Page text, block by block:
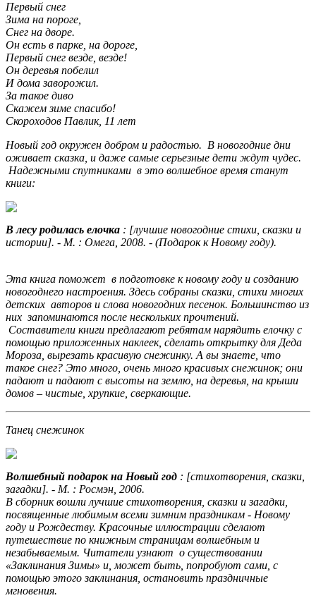
Первый снег
Зима на пороге,
Снег на дворе.
Он есть в парке, на дороге,
Первый снег везде, везде!
Он деревья побелил
И дома заворожил.
За такое диво
Скажем зиме спасибо!
Скороходов Павлик, 11 лет
Новый год окружен добром и радостью. В новогодние дни
оживает сказка, и даже самые серьезные дети ждут чудес.
Надежными спутниками в это волшебное время станут
книги:
В лесу родилась елочка : [лучшие новогодние стихи, сказки и
истории]. - М. : Омега, 2008. - (Подарок к Новому году).
Эта книга поможет в подготовке к новому году и созданию
новогоднего настроения. Здесь собраны сказки, стихи многих
детских авторов и слова новогодних песенок. Большинство из
них запоминаются после нескольких прочтений.
Составители книги предлагают ребятам нарядить елочку с
помощью приложенных наклеек, сделать открытку для Деда
Мороза, вырезать красивую снежинку. А вы знаете, что
такое снег? Это много, очень много красивых снежинок; они
падают и падают с высоты на землю, на деревья, на крыши
домов – чистые, хрупкие, сверкающие.
Танец снежинок
Волшебный подарок на Новый год : [стихотворения, сказки,
загадки]. - М. : Росмэн, 2006.
В сборник вошли лучшие стихотворения, сказки и загадки,
посвященные любимым всеми зимним праздникам - Новому
году и Рождеству. Красочные иллюстрации сделают
путешествие по книжным страницам волшебным и
незабываемым. Читатели узнают о существовании
«Заклинания Зимы» и, может быть, попробуют сами, с
помощью этого заклинания, остановить праздничные
мгновения.